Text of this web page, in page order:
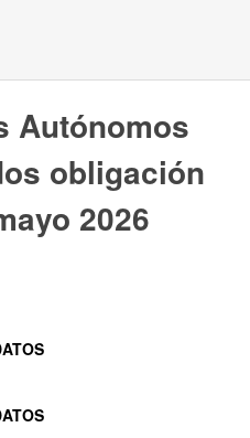
Autónomos
obligación
2026